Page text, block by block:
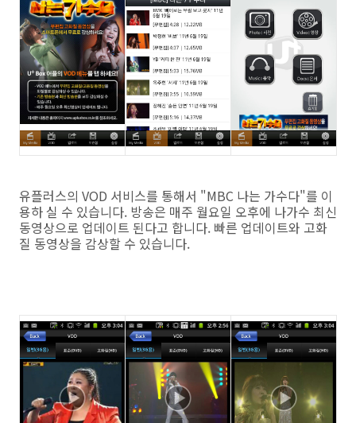
유플러스의 VOD 서비스를 통해서 "MBC 나는 가수다"를 이
용하 실 수 있습니다. 방송은 매주 월요일 오후에 나가수 최신
동영상으로 업데이트 된다고 합니다. 빠른 업데이트와 고화
질 동영상을 감상할 수 있습니다.